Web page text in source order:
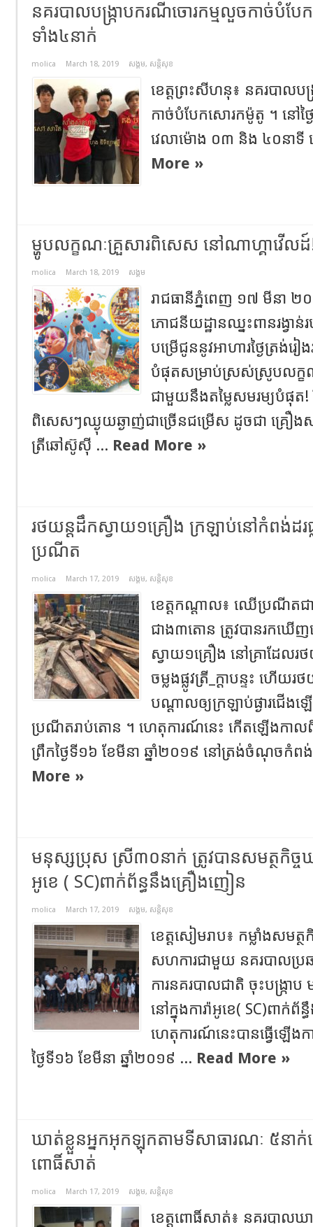
នគរបាលបង្ក្រាបករណីចោរកម្មលួចកាច់បំ
ទាំង៤នាក់
molica March 18, 2019 សង្គម, សន្តិសុខ
ខេត្តព្រះសីហនុ៖ នគរបាលប
កាច់បំបែកសោរកម៉ូតូ ។ នៅថ្
វេលាម៉ោង ០៣ និង ៤០នា
More »
ម្ហូបលក្ខណៈគ្រួសារពិសេស នៅណាហ្គាវើល
molica March 18, 2019 សង្គម
រាជធានីភ្នំពេញ ១៧ មីនា ២
ភោជនីយដ្ឋានឈ្នះពានរង្វា
បម្រើជូននូវអាហារថ្ងៃត្រង់រ
បំផុតសម្រាប់ស្រស់ស្រូបលក្ខណ
ជាមួយនឹងតម្លៃសមរម្យបំផុត!
ពិសេសៗឈ្ងុយឆ្ងាញ់ជាច្រើនជម្រើស ដូចជា គ្រឿង
ត្រីឆៅស៊ូស៊ី ... Read More »
រថយន្តដឹកស្វាយ១គ្រឿង ក្រឡាប់នៅកំពង់ដ
ប្រណីត
molica March 17, 2019 សង្គម, សន្តិសុខ
ខេត្តកណ្តាល៖ ឈើប្រណីតជា
ជាង៣តោន ត្រូវបានរកឃើញ
ស្វាយ១គ្រឿង នៅគ្រាដែលរ
ចម្លងផ្លូវត្រី_ក្តាបន្ទះ ហើ
បណ្តាលឲ្យក្រឡាប់ផ្ងារជើង
ប្រណីតរាប់តោន ។ ហេតុការណ៍នេះ កើតឡើងកា
ព្រឹកថ្ងៃទី១៦ ខែមីនា ឆ្នាំ២០១៩ នៅត្រង់ចំណុចកំពង់
More »
មនុស្សប្រុស ស្រី៣០នាក់ ត្រូវបានសមត្ថកិច្ចឃ
អូខេ ( SC)ពាក់ព័ន្ធនឹងគ្រឿងញៀន
molica March 17, 2019 សង្គម, សន្តិសុខ
ខេត្តសៀមរាប៖ កម្លាំងសមត្
សហការជាមួយ នគរបាលប្រ
ការនគរបាលជាតិ ចុះបង្រ្ក
នៅក្នុងការ៉ាអូខេ( SC)ពាក់
ហេតុការណ៍នេះបានធ្វើឡើ
ថ្ងៃទី១៦ ខែមីនា ឆ្នាំ២០១៩ ... Read More »
ឃាត់ខ្លួនអ្នកអុកឡុកតាមទីសាធារណៈ ៥នាក់ផ្ស
ពោធិ៍សាត់
molica March 17, 2019 សង្គម, សន្តិសុខ
ខេត្តពោធិ៍សាត់៖ នគរបាលឃ